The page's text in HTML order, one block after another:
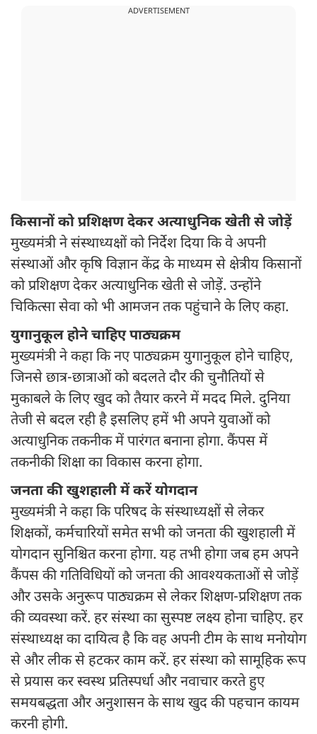
ADVERTISEMENT
किसानों को प्रशिक्षण देकर अत्याधुनिक खेती से जोड़ें
मुख्यमंत्री ने संस्थाध्यक्षों को निर्देश दिया कि वे अपनी
संस्थाओं और कृषि विज्ञान केंद्र के माध्यम से क्षेत्रीय किसानों
को प्रशिक्षण देकर अत्याधुनिक खेती से जोड़ें. उन्होंने
चिकित्सा सेवा को भी आमजन तक पहुंचाने के लिए कहा.
युगानुकूल होने चाहिए पाठ्यक्रम
मुख्यमंत्री ने कहा कि नए पाठ्यक्रम युगानुकूल होने चाहिए,
जिनसे छात्र-छात्राओं को बदलते दौर की चुनौतियों से
मुकाबले के लिए खुद को तैयार करने में मदद मिले. दुनिया
तेजी से बदल रही है इसलिए हमें भी अपने युवाओं को
अत्याधुनिक तकनीक में पारंगत बनाना होगा. कैंपस में
तकनीकी शिक्षा का विकास करना होगा.
जनता की खुशहाली में करें योगदान
मुख्यमंत्री ने कहा कि परिषद के संस्थाध्यक्षों से लेकर
शिक्षकों, कर्मचारियों समेत सभी को जनता की खुशहाली में
योगदान सुनिश्चित करना होगा. यह तभी होगा जब हम अपने
कैंपस की गतिविधियों को जनता की आवश्यकताओं से जोड़ें
और उसके अनुरूप पाठ्यक्रम से लेकर शिक्षण-प्रशिक्षण तक
की व्यवस्था करें. हर संस्था का सुस्पष्ट लक्ष्य होना चाहिए. हर
संस्थाध्यक्ष का दायित्व है कि वह अपनी टीम के साथ मनोयोग
से और लीक से हटकर काम करें. हर संस्था को सामूहिक रूप
से प्रयास कर स्वस्थ प्रतिस्पर्धा और नवाचार करते हुए
समयबद्धता और अनुशासन के साथ खुद की पहचान कायम
करनी होगी.